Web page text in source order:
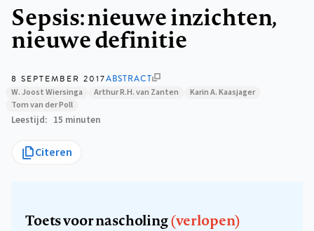
Sepsis: nieuwe inzichten,
nieuwe definitie
8 SEPTEMBER 2017ABSTRACT
W. Joost Wiersinga Arthur R.H. van Zanten
Karin A. Kaasjager
Tom van der Poll
Leestijd 15 minuten
Citeren
Toets voor nascholing(verlopen)